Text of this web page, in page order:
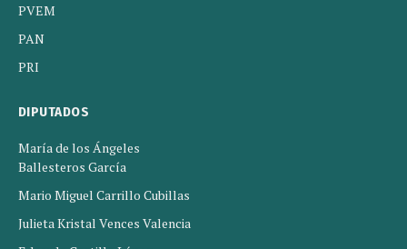
PVEM
PAN
PRI
DIPUTADOS
María de los Ángeles
Ballesteros García
Mario Miguel Carrillo Cubillas
Julieta Kristal Vences Valencia